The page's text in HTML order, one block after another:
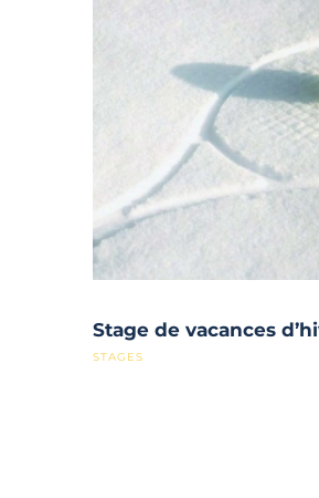
Stage de vacances
STAGES